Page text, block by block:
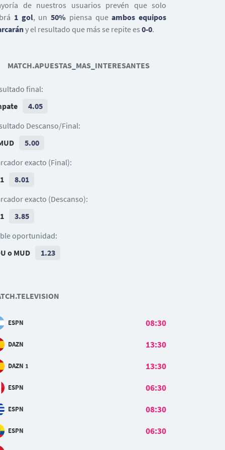
Jack Stephens
Y. Sugawara
de nuestros usuarios prevén que solo
1 gol, un 50% piensa queambos equipos
y el resultado que más se repite es 0-0.
MATCH.APUESTAS_MAS_INTERESANTES
final:
4.05
Descanso/Final:
5.00
exacto (Final):
8.01
exacto (Descanso):
3.85
oportunidad:
o MUD
1.23
ESPN 08:30
DAZN 13:30
DAZN 1 13:30
ESPN 06:30
ESPN 08:30
ESPN 06:30